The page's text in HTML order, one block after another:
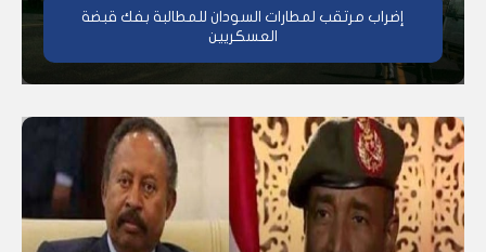
إضراب مرتقب لمطارات السودان للمطالبة بفك قبضة
العسكريين